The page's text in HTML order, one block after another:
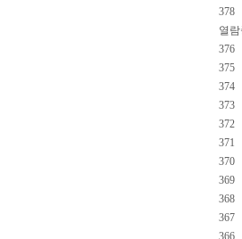
378
열람
376
375
374
373
372
371
370
369
368
367
366